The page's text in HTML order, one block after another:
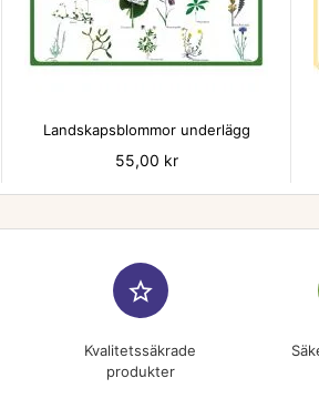
Landskapsblommor underlägg
Pris
55,00 kr
star_border
Kvalitetssäkrade
produkter